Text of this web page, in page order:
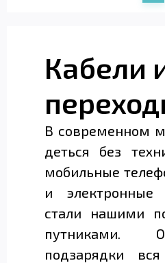
Кабели
В современном
деться без
мобильные
и
стали нашими
путниками.
подзарядки